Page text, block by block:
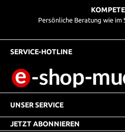
Persönliche Beratung wie im
SERVICE-HOTLINE
UNSER SERVICE
JETZT ABONNIEREN